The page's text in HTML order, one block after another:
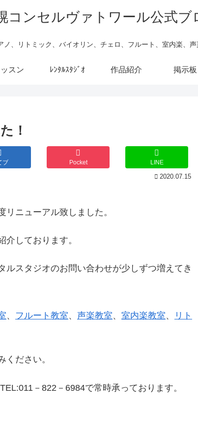
、リトミック、バイオリン、チェロ、フルート、室内楽、声
スン ﾚﾝﾀﾙｽﾀｼﾞｵ 作品紹介 掲示板
！
ブ Pocket LINE
2020.07.15
ニューアル致しました。
しております。
スタジオのお問い合わせが少しずつ増えてき
、 フルート教室、 声楽教室、 室内楽教室、
リト
ください。
－822－6984で常時承っております。